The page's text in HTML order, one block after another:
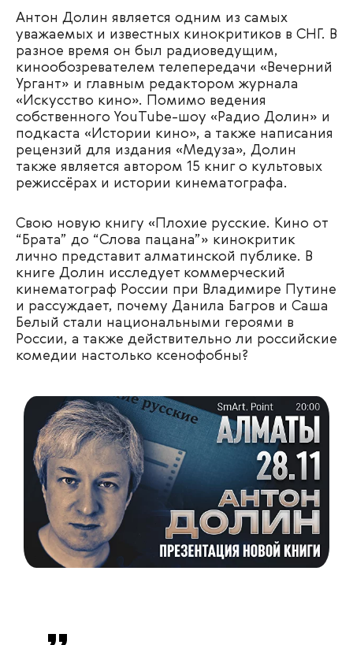
Антон Долин является одним из самых
уважаемых и известных кинокритиков в СНГ. В
разное время он был радиоведущим,
кинообозревателем телепередачи «Вечерний
Ургант» и главным редактором журнала
«Искусство кино». Помимо ведения
собственного YouTube-шоу «Радио Долин» и
подкаста «Истории кино», а также написания
рецензий для издания «Медуза», Долин
также является автором 15 книг о культовых
режиссёрах и истории кинематографа.
Свою новую книгу «Плохие русские. Кино от
“Брата” до “Слова пацана”» кинокритик
лично представит алматинской публике. В
книге Долин исследует коммерческий
кинематограф России при Владимире Путине
и рассуждает, почему Данила Багров и Саша
Белый стали национальными героями в
России, а также действительно ли российские
комедии настолько ксенофобны?